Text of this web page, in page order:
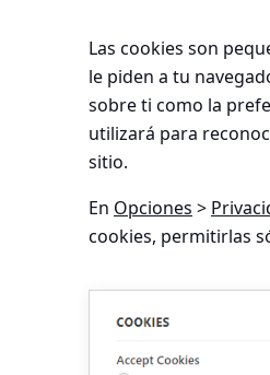
Las cookies son
le piden a tu
sobre ti como la
utilizará para
sitio.
En Opciones >
cookies, permitirlas